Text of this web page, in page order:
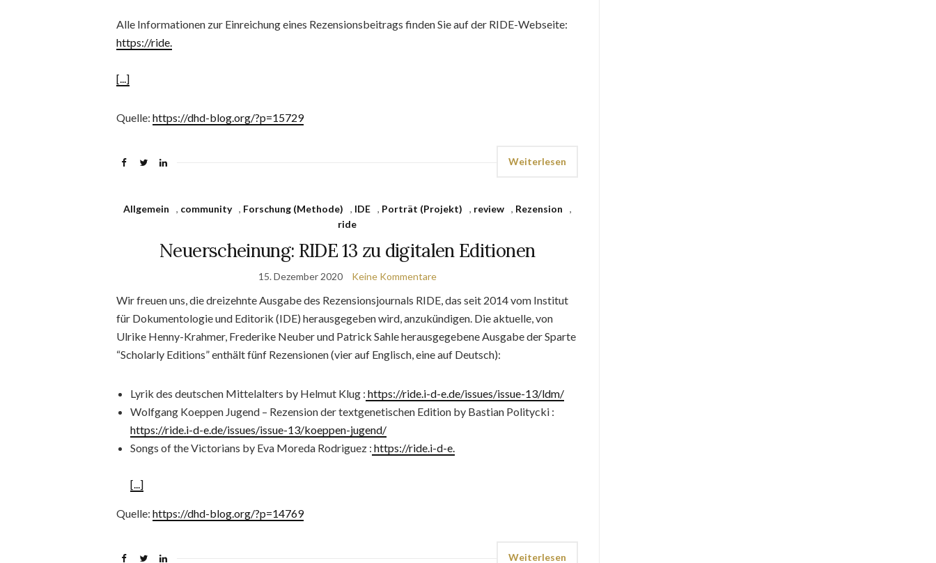
Alle Informationen zur Einreichung eines Rezensionsbeitrags finden Sie auf der RIDE-Webseite:
https://ride.
[...]
Quelle: https://dhd-blog.org/?p=15729
Weiterlesen
Allgemein , community , Forschung (Methode) , IDE , Porträt (Projekt) , review , Rezension
,
ride
Neuerscheinung: RIDE 13 zu digitalen Editionen
15. Dezember 2020 Keine Kommentare
Wir freuen uns, die dreizehnte Ausgabe des Rezensionsjournals RIDE, das seit 2014 vom Institut
für Dokumentologie und Editorik (IDE) herausgegeben wird, anzukündigen. Die aktuelle, von
Ulrike Henny-Krahmer, Frederike Neuber und Patrick Sahle herausgegebene Ausgabe der Sparte
“Scholarly Editions” enthält fünf Rezensionen (vier auf Englisch, eine auf Deutsch):
Lyrik des deutschen Mittelalters by Helmut Klug : https://ride.i-d-e.de/issues/issue-13/ldm/
Wolfgang Koeppen Jugend – Rezension der textgenetischen Edition by Bastian Politycki :
https://ride.i-d-e.de/issues/issue-13/koeppen-jugend/
Songs of the Victorians by Eva Moreda Rodriguez : https://ride.i-d-e.
[...]
Quelle: https://dhd-blog.org/?p=14769
Weiterlesen